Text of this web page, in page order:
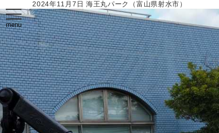
2024年11月7日 海王丸パーク（富山県射水市）
toggle
navigation
menu